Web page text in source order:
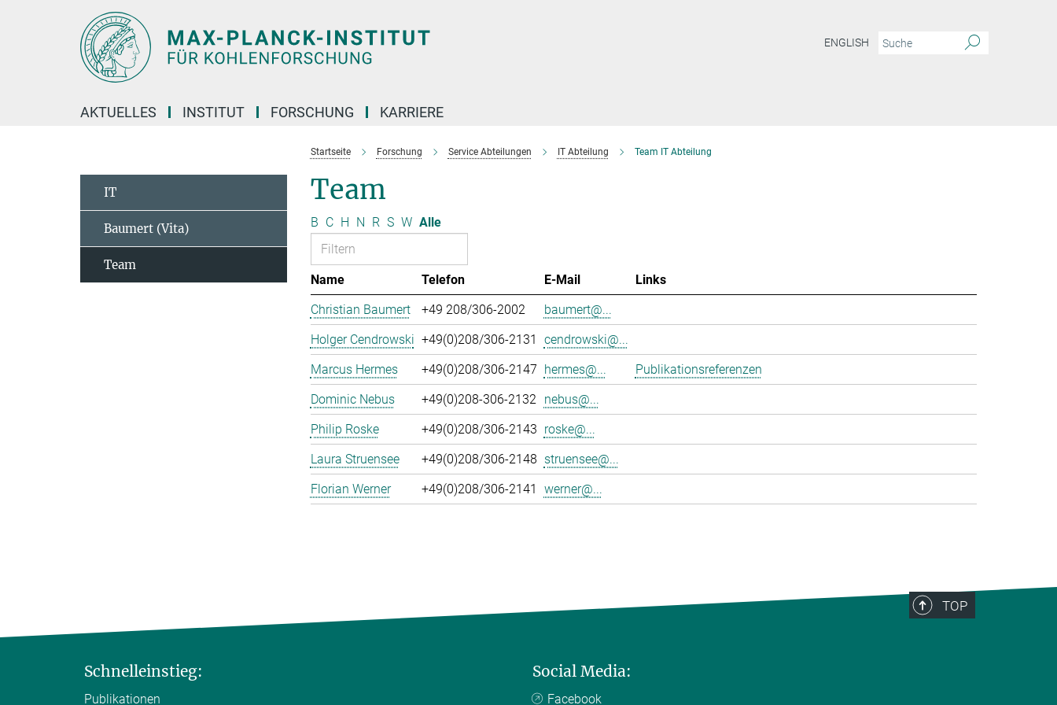
ENGLISH
AKTUELLES INSTITUT FORSCHUNG KARRIERE
Startseite Forschung Service Abteilungen IT Abteilung Team IT Abteilung
Team
B C H N R S W Alle
Name Telefon E-Mail
Links
Christian Baumert
+49 208/306-2002
baumert@...
Holger Cendrowski +49(0)208/306-2131
cendrowski@...
Marcus Hermes
+49(0)208/306-2147 hermes@...
Publikationsreferenzen
Dominic Nebus
+49(0)208-306-2132
nebus@...
Philip Roske
+49(0)208/306-2143 roske@...
Laura Struensee
+49(0)208/306-2148 struensee@...
Florian Werner
+49(0)208/306-2141 werner@...
IT
Baumert (Vita)
Team
TOP
Schnelleinstieg:
Publikationen
Social Media:
Facebook